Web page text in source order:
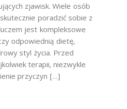
zjawisk. Wiele osób
poradzić sobie z
jest kompleksowe
odpowiednią dietę,
styl życia. Przed
terapii, niezwykle
przyczyn […]